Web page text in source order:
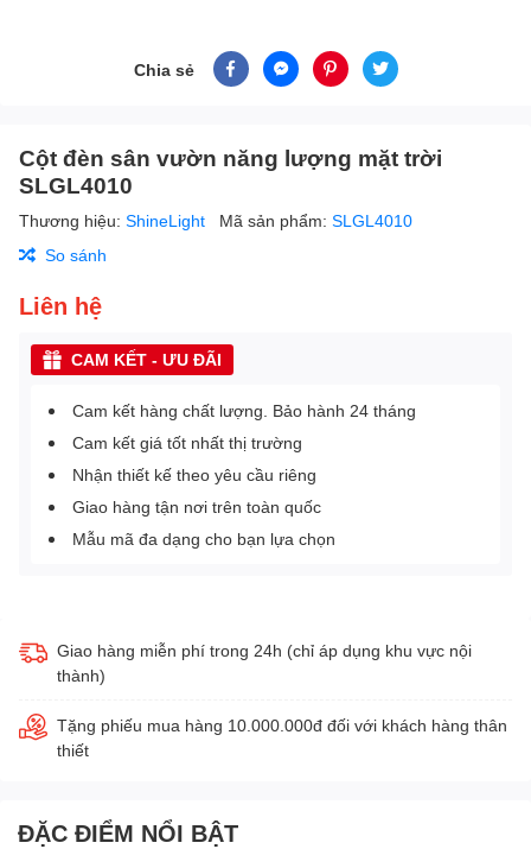
Chia sẻ
Cột đèn sân vườn năng lượng mặt trời
SLGL4010
Thương hiệu: ShineLight Mã sản phẩm: SLGL4010
So sánh
Liên hệ
CAM KẾT - ƯU ĐÃI
Cam kết hàng chất lượng. Bảo hành 24 tháng
Cam kết giá tốt nhất thị trường
Nhận thiết kế theo yêu cầu riêng
Giao hàng tận nơi trên toàn quốc
Mẫu mã đa dạng cho bạn lựa chọn
Giao hàng miễn phí trong 24h (chỉ áp dụng khu vực nội
thành)
Tặng phiếu mua hàng 10.000.000đ đối với khách hàng thân
thiết
ĐẶC ĐIỂM NỔI BẬT